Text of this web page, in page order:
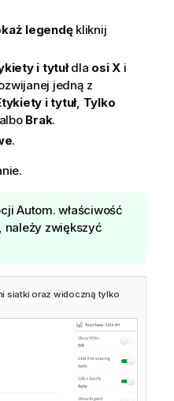
legendękliknij
i tytułdla osi X i
jedną z
i tytuł, Tylko
Brak.
.
Autom. właściwość
należy zwiększyć
siatki oraz widoczną tylko